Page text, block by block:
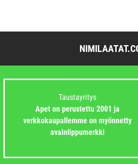
Taustayritys
Apet on perustettu 2001 ja
verkkokaupallemme on myönnetty
avainlippumerkki